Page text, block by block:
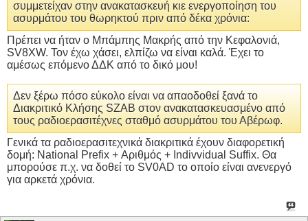
συμμετείχαν στην ανακατασκευή κιε ενεργοποίηση του
ασυρμάτου του θωρηκτού πριν από δέκα χρόνια:
Πρέπει να ήταν ο Μπάμπης Μακρής από την Κεφαλονιά,
SV8XW. Τον έχω χάσει, ελπίζω να είναι καλά. Έχει το
αμέσως επόμενο ΔΔΚ από το δικό μου!
Δεν ξέρω πόσο εύκολο είναι να απαοδοθεί ξανά το
Διακριτικό Κλήσης SZAB στον ανακατασκευασμένο από
τους ραδιοερασιτέχνες σταθμό ασυρμάτου του Αβέρωφ.
Γενικά τα ραδιοερασιτεχνικά διακριτικά έχουν διαφορετική
δομή: National Prefix + Αριθμός + Indivvidual Suffix. Θα
μπορούσε π.χ. να δοθεί το SV0AD το οποίο είναι ανενεργό
για αρκετά χρόνια.